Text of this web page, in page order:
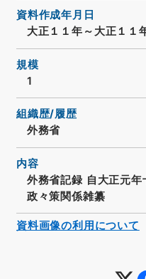
資料作成年月日
大正１１年～大正１１
規模
1
組織歴/履歴
外務省
内容
外務省記録 自大正元
政々策関係雑纂
資料画像の利用について